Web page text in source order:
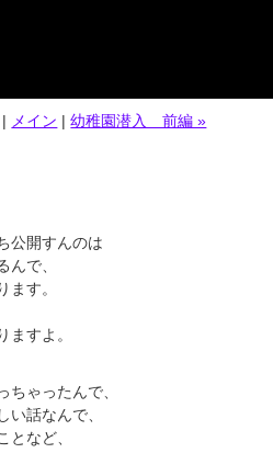
| メイン |幼稚園潜入 前編 »
公開すんのは
んで、
ます。
ますよ。
ちゃったんで、
い話なんで、
となど、